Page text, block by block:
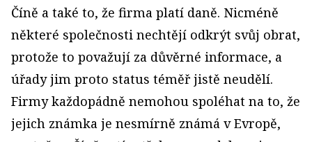
Číně a také to, že firma platí daně. Nicméně
některé společnosti nechtějí odkrýt svůj obrat,
protože to považují za důvěrné informace, a
úřady jim proto status téměř jistě neudělí.
Firmy každopádně nemohou spoléhat na to, že
jejich známka je nesmírně známá v Evropě,